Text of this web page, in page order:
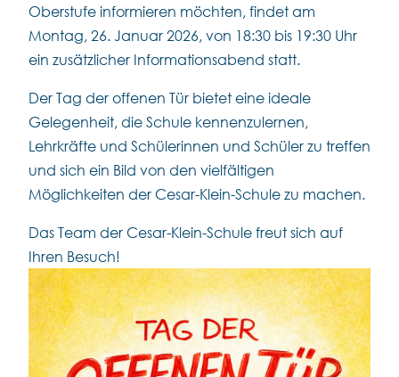
Oberstufe informieren möchten, findet am
Montag, 26. Januar 2026, von 18:30 bis 19:30 Uhr
ein zusätzlicher Informationsabend statt.
Der Tag der offenen Tür bietet eine ideale
Gelegenheit, die Schule kennenzulernen,
Lehrkräfte und Schülerinnen und Schüler zu treffen
und sich ein Bild von den vielfältigen
Möglichkeiten der Cesar-Klein-Schule zu machen.
Das Team der Cesar-Klein-Schule freut sich auf
Ihren Besuch!